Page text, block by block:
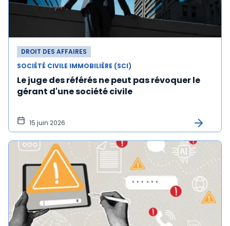
DROIT DES AFFAIRES
SOCIÉTÉ CIVILE IMMOBILIÈRE (SCI)
Le juge des référés ne peut pas révoquer le
gérant d'une société civile
15 juin 2026